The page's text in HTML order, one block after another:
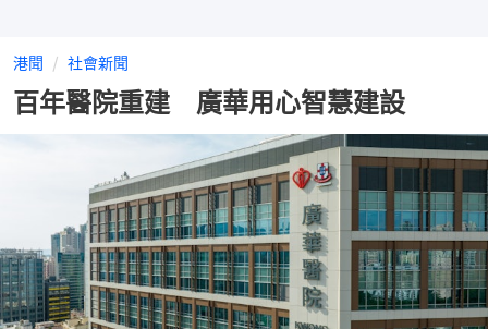
港聞 社會新聞
百年醫院重建 廣華用心智慧建設